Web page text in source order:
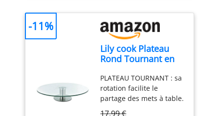
Lily cook Plateau
Rond Tournant en
Transparent
PLATEAU TOURNANT : sa
rotation facilite le
partage des mets à table.
17,99 €
-11%